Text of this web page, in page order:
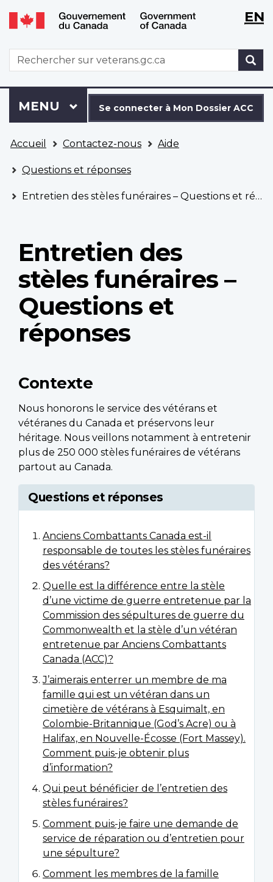
Aller
au
principal
Passer
à
version
HTML
simplifiée
WxT
WxTEN
WxT
Search
form
connecter
à
Dossier
ACC
Se connecter à Mon Dossier ACC
Menu
MENU PRINCIPAL
êtes
ici
Accueil Contactez-nous Aide
Questions et réponses
Entretien des stèles funéraires – Questions et réponses
Entretien des
stèles funéraires –
Questions et
réponses
Contexte
Nous honorons le service des vétérans et
vétéranes du Canada et préservons leur
héritage. Nous veillons notamment à entretenir
plus de 250 000 stèles funéraires de vétérans
partout au Canada.
Questions et réponses
Anciens Combattants Canada est-il
responsable de toutes les stèles funéraires
des vétérans?
Quelle est la différence entre la stèle
d’une victime de guerre entretenue par la
Commission des sépultures de guerre du
Commonwealth et la stèle d’un vétéran
entretenue par Anciens Combattants
Canada (ACC)?
J’aimerais enterrer un membre de ma
famille qui est un vétéran dans un
cimetière de vétérans à Esquimalt, en
Colombie-Britannique (God’s Acre) ou à
Halifax, en Nouvelle-Écosse (Fort Massey).
Comment puis-je obtenir plus
d’information?
Qui peut bénéficier de l’entretien des
stèles funéraires?
Comment puis-je faire une demande de
service de réparation ou d’entretien pour
une sépulture?
Comment les membres de la famille